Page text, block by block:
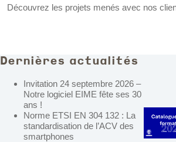
Découvrez les projets menés avec nos
Dernières actualités
Invitation 24 septembre 2026 –
Notre logiciel EIME fête ses 30
ans !
Norme ETSI EN 304 132 : La
standardisation de l’ACV des
smartphones